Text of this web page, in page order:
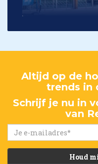
Altijd op de
trends in
Schrijf je nu in
van
Houd